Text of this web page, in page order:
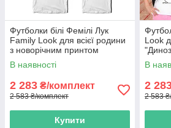
Футболки білі Фемілі Лук
Family Look для всієї родини
з новорічним принтом
«Пінгвіни. Пінгвінчики» Push
IT
В наявності
2 283 ₴/комплект
2 583 ₴/комплект
Купити
Look
В
2
2 583